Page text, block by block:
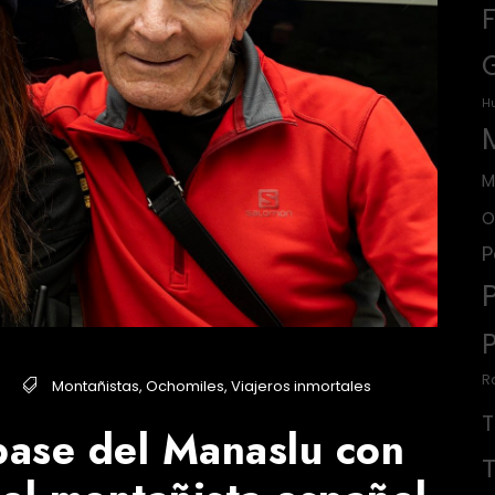
Montañistas, Ochomiles, Viajeros inmortales
del Manaslu con